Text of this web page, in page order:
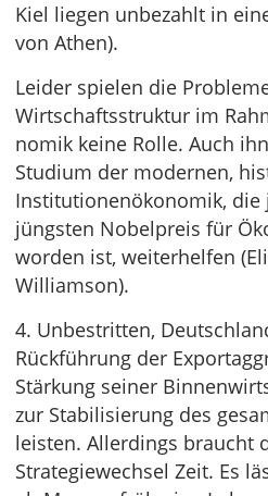
Kiel liegen unbezahlt in
von Athen).
Leider spielen die
Wirtschaftsstruktur im
nomik keine Rolle. Auch
Studium der modernen,
Institutionenökonomik, die
jüngsten Nobelpreis für
worden ist, weiterhelfen
Williamson).
4. Unbestritten,
Rückführung der
Stärkung seiner
zur Stabilisierung des
leisten. Allerdings braucht
Strategiewechsel Zeit. Es